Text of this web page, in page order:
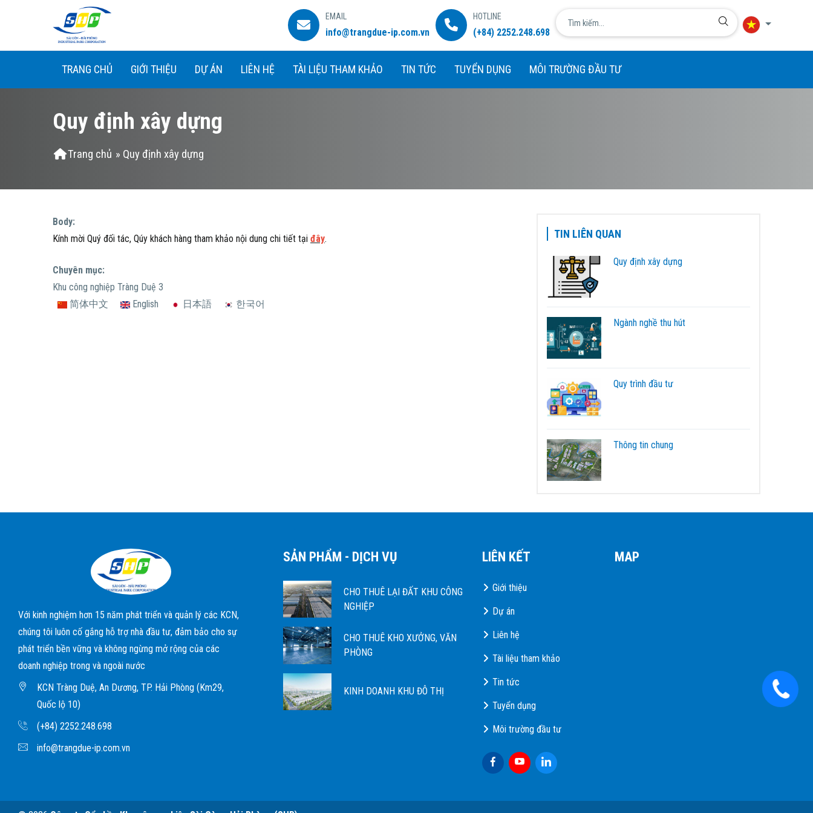
EMAIL
info@trangdue-ip.com.vn
HOTLINE
(+84) 2252.248.698
Ngôn ngữ
TRANG CHỦ GIỚI THIỆU DỰ ÁN LIÊN HỆ TÀI LIỆU THAM KHẢO TIN TỨC TUYỂN DỤNG MÔI TRƯỜNG ĐẦU TƯ
Quy định xây dựng
Bạn đang ở đây
Trang chủ » Quy định xây dựng
Body:
Kính mời Quý đối tác, Qúy khách hàng tham khảo nội dung chi tiết tại đây.
Chuyên mục:
Khu công nghiệp Tràng Duệ 3
简体中文
English 日本語 한국어
TIN LIÊN QUAN
Quy định xây dựng
Ngành nghề thu hút
Quy trình đầu tư
Thông tin chung
Với kinh nghiệm hơn 15 năm phát triển và quản lý các KCN,
chúng tôi luôn cố gắng hỗ trợ nhà đầu tư, đảm bảo cho sự
phát triển bền vững và không ngừng mở rộng của các
doanh nghiệp trong và ngoài nước
KCN Tràng Duệ, An Dương, TP. Hải Phòng (Km29,
Quốc lộ 10)
(+84) 2252.248.698
info@trangdue-ip.com.vn
SẢN PHẨM - DỊCH VỤ
CHO THUÊ LẠI ĐẤT KHU CÔNG
NGHIỆP
CHO THUÊ KHO XƯỞNG, VĂN
PHÒNG
KINH DOANH KHU ĐÔ THỊ
LIÊN KẾT
Giới thiệu
Dự án
Liên hệ
Tài liệu tham khảo
Tin tức
Tuyển dụng
Môi trường đầu tư
MAP